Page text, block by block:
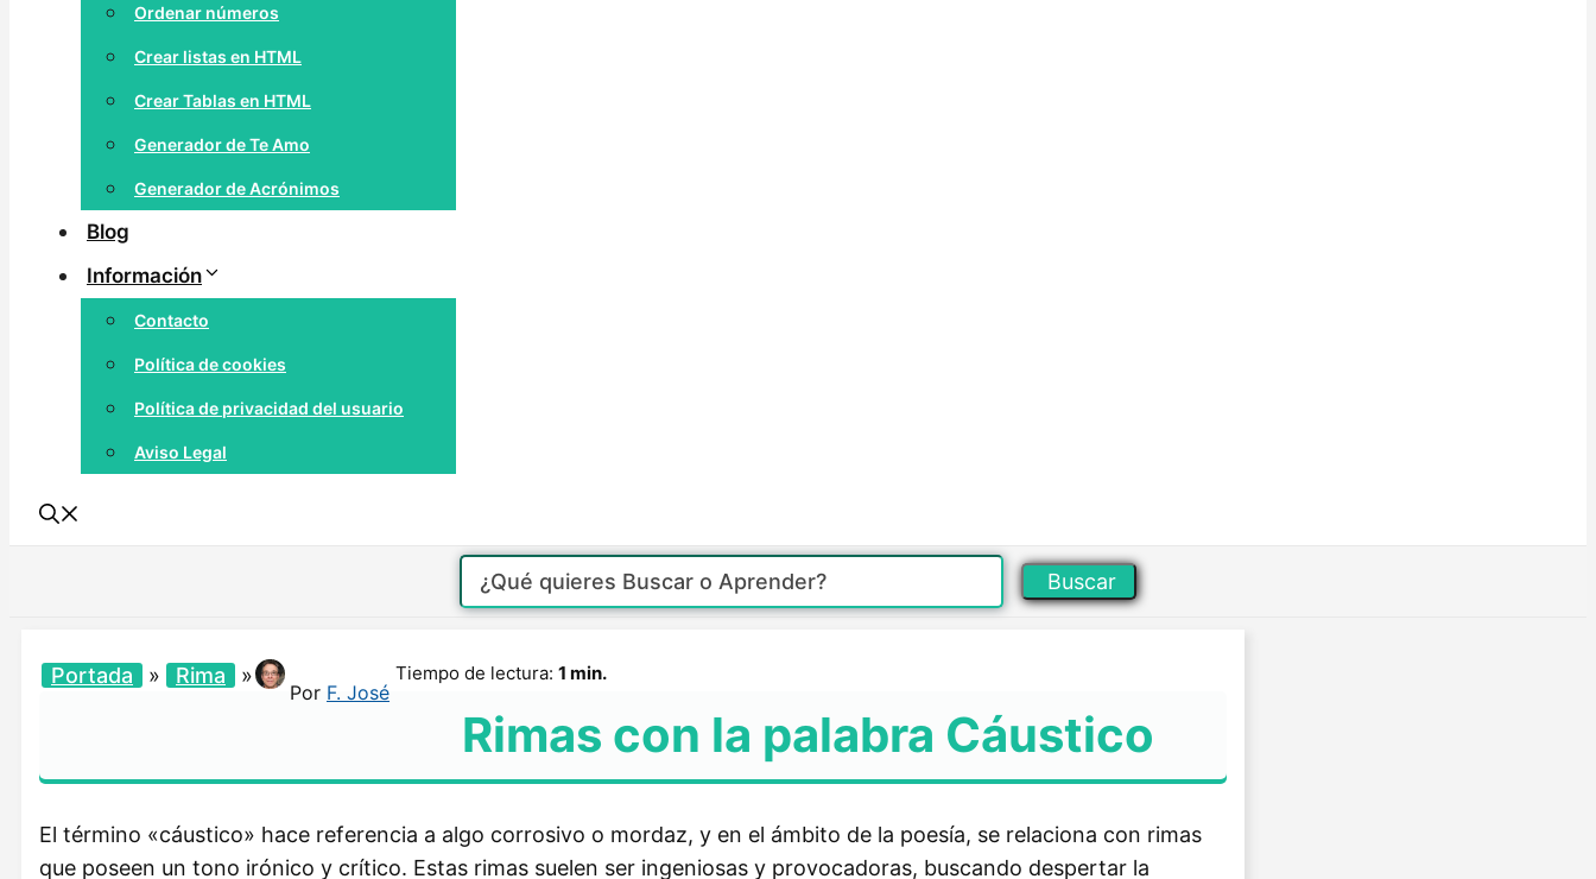
Ordenar números
Crear listas en HTML
Crear Tablas en HTML
Generador de Te Amo
Generador de Acrónimos
Blog
Información
Contacto
Política de cookies
Política de privacidad del usuario
Aviso Legal
Buscar
Portada » Rima »
Por F. José
Tiempo de lectura: 1 min.
Rimas con la palabra Cáustico
El término «cáustico» hace referencia a algo corrosivo o mordaz, y en el ámbito de la poesía, se relaciona con rimas
que poseen un tono irónico y crítico. Estas rimas suelen ser ingeniosas y provocadoras, buscando despertar la